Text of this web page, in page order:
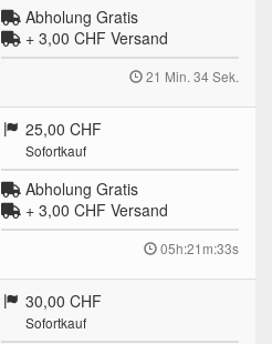
Abholung Gratis
+ 3,00 CHFVersand
21 Min. 33 Sek.
25,00 CHF
Sofortkauf
Abholung Gratis
+ 3,00 CHFVersand
05h:21m:32s
30,00 CHF
Sofortkauf